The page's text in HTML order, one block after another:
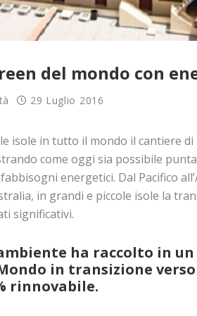
del mondo con
29 Luglio 2016
isole in tutto il mondo il cantiere
come oggi sia possibile
energetici. Dal Pacifico
in grandi e piccole isole la
significativi.
ha raccolto in
in transizione
rinnovabile.